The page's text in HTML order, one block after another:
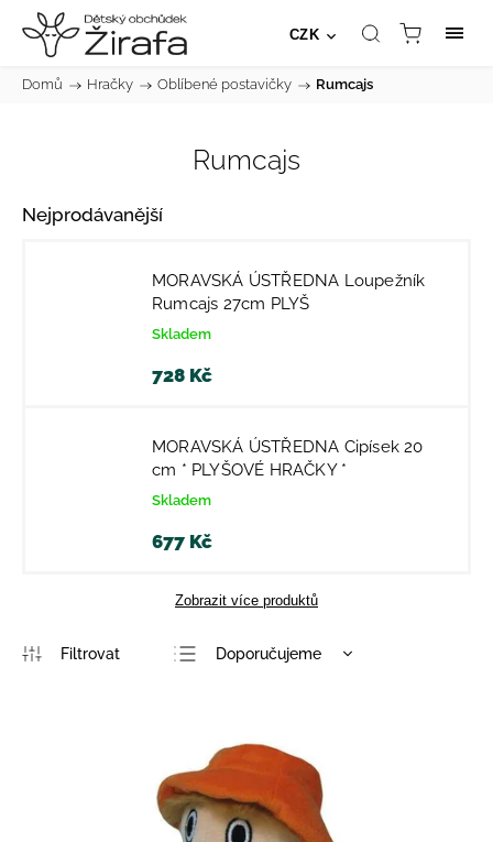
CZK
Domů / Hračky / Oblíbené postavičky / Rumcajs
Rumcajs
Nejprodávanější
MORAVSKÁ ÚSTŘEDNA Loupežník
Rumcajs 27cm PLYŠ
Skladem
728 Kč
MORAVSKÁ ÚSTŘEDNA Cipísek 20
cm * PLYŠOVÉ HRAČKY *
Skladem
677 Kč
Zobrazit více produktů
Doporučujeme
Nejprodávanější
Abecedně